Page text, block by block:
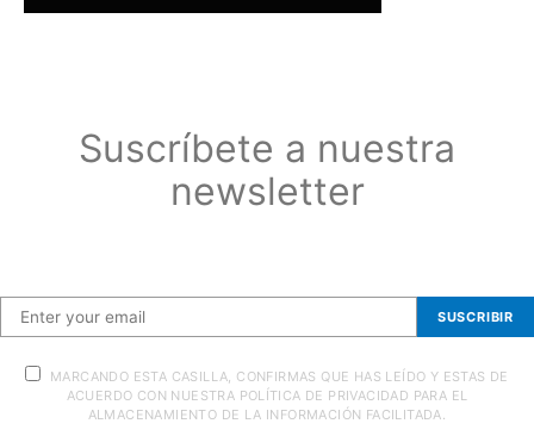
Suscríbete a nuestra
newsletter
SUSCRIBIR
MARCANDO ESTA CASILLA, CONFIRMAS QUE HAS LEÍDO Y ESTAS DE
ACUERDO CON NUESTRA POLÍTICA DE PRIVACIDAD PARA EL
ALMACENAMIENTO DE LA INFORMACIÓN FACILITADA.